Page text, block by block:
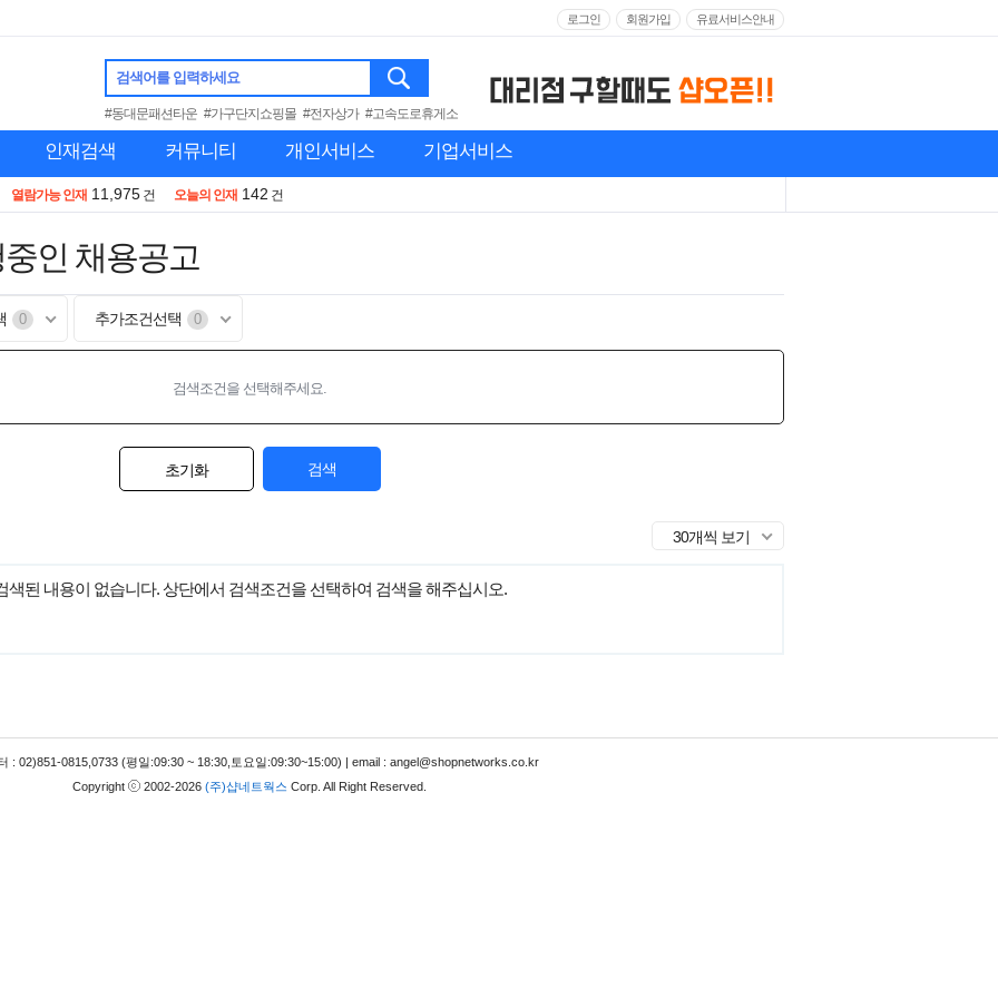
로그인 회원가입 유료서비스안내
검색어를 입력하세요
#동대문패션타운 #가구단지쇼핑몰 #전자상가 #고속도로휴게소
인재검색 커뮤니티 개인서비스 기업서비스
열람가능 인재 11,975 건 오늘의 인재 142 건
인 채용공고
0 추가조건선택 0
검색조건을 선택해주세요.
초기화 검색
30개씩 보기
색된 내용이 없습니다. 상단에서 검색조건을 선택하여 검색을 해주십시오.
: 02)851-0815,0733 (평일:09:30 ~ 18:30,토요일:09:30~15:00) | email : angel@shopnetworks.co.kr
Copyright
2002-2026 (주)샵네트웍스 Corp. All Right Reserved.